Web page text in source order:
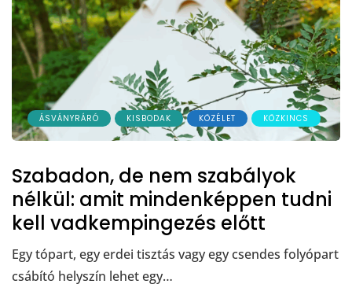
ÁSVÁNYRÁRÓ KISBODAK KÖZÉLET KÖZKINCS
Szabadon, de nem szabályok
nélkül: amit mindenképpen tudni
kell vadkempingezés előtt
Egy tópart, egy erdei tisztás vagy egy csendes folyópart
csábító helyszín lehet egy…